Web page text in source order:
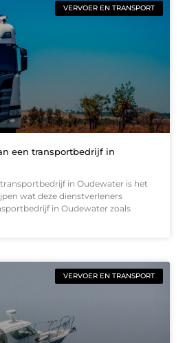
VERVOER EN TRANSPORT
een transportbedrijf in
in Oudewater is het
wat deze dienstverleners
in Oudewater zoals
VERVOER EN TRANSPORT